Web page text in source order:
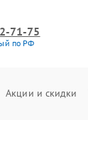
71-75
по РФ
Акции и скидки